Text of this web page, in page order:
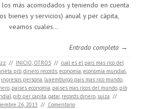
más acomodados y teniendo en cuenta
bienes y servicios) anual y per cápita,
veamos cuales…
Entrada completa →
// INICIO, OTROS // cual es el pais mas rico del
pib,dinero records,economia,economia mundial,
ingresos persona, luxemburgo pais mas rico mundo,
, paises economia, paises mas ricos del mundo, pib
, pib per capita,qatar, records dinero, suiza //
26, 2013 // Comentario